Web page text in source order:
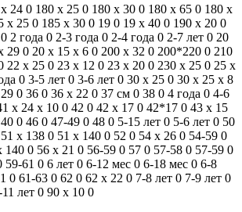
24 0 180 x 25 0 180 x 30 0 180 x 65 0 180 х
х 25 0 185 х 30 0 19 0 19 x 40 0 190 x 20 0
0 2 года 0 2-3 года 0 2-4 года 0 2-7 лет 0 20
29 0 20 х 15 х 6 0 200 х 32 0 200*220 0 210
22 х 25 0 23 x 12 0 23 x 20 0 230 х 25 0 25 x
0 3-5 лет 0 3-6 лет 0 30 x 25 0 30 х 25 х 8
0 36 0 36 x 22 0 37 см 0 38 0 4 года 0 4-6
х 24 х 10 0 42 0 42 x 17 0 42*17 0 43 х 15
0 46 0 47-49 0 48 0 5-15 лет 0 5-6 лет 0 50
51 x 138 0 51 х 140 0 52 0 54 х 26 0 54-59 0
140 0 56 х 21 0 56-59 0 57 0 57-58 0 57-59 0
59-61 0 6 лет 0 6-12 мес 0 6-18 мес 0 6-8
0 61-63 0 62 0 62 х 22 0 7-8 лет 0 7-9 лет 0
лет 0 90 x 10 0